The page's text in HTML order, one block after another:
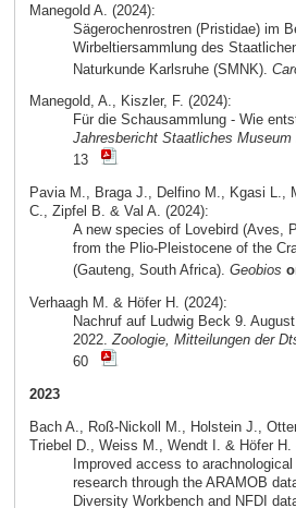
Manegold A. (2024):
Sägerochenrostren (Pristidae) im
Wirbeltiersammlung des
Naturkunde Karlsruhe (SMNK).
Manegold, A., Kiszler, F. (2024):
Für die Schausammlung - Wie
Jahresbericht Staatliches Museum
13
Pavia M., Braga J., Delfino M., Kgasi L.,
C., Zipfel B. & Val A. (2024):
A new species of Lovebird (Aves,
from the Plio-Pleistocene of the
(Gauteng, South Africa). Geobios
Verhaagh M. & Höfer H. (2024):
Nachruf auf Ludwig Beck 9.
2022. Zoologie, Mitteilungen der
60
2023
Bach A., Roß-Nickoll M., Holstein J.,
Triebel D., Weiss M., Wendt I. & Höfer H.
Improved access to
research through the ARAMOB
Diversity Workbench and NFDI